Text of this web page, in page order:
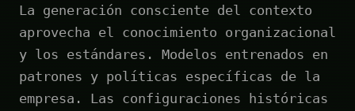
La generación consciente del contexto
aprovecha el conocimiento organizacional
y los estándares. Modelos entrenados en
patrones y políticas específicas de la
empresa. Las configuraciones históricas